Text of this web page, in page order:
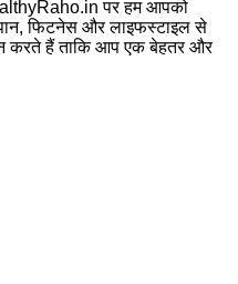
पर हम आपको
फिटनेस और लाइफस्टाइल से
करते हैं ताकि आप एक बेहतर और